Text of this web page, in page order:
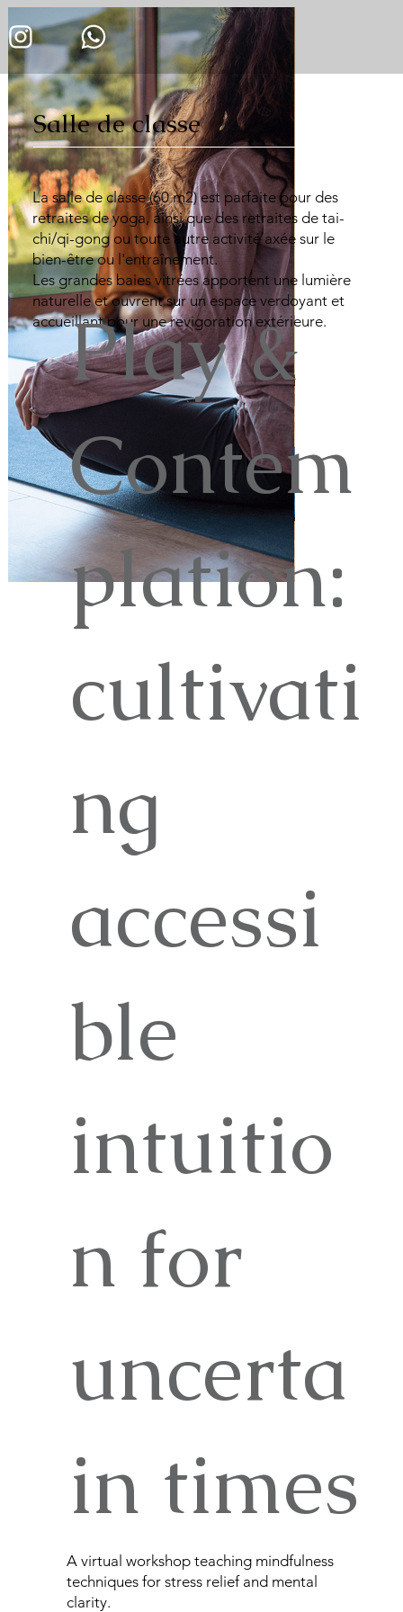
Salle de classe
La salle de classe (60 m2) est parfaite pour des
retraites de yoga, ainsi que des retraites de tai-
chi/qi-gong ou toute autre activité axée sur le
bien-être ou l'entraînement.
Les grandes baies vitrées apportent une lumière
naturelle et ouvrent sur un espace verdoyant et
accueillant pour une revigoration extérieure.
Play &
Contem
plation:
cultivati
ng
accessi
ble
intuitio
n for
uncerta
in times
A virtual workshop teaching mindfulness
techniques for stress relief and mental
clarity.